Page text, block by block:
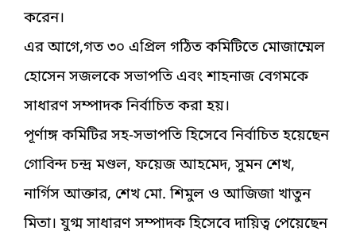
করেন।
এর আগে,গত ৩০ এপ্রিল গঠিত কমিটিতে মোজাম্মেল
হোসেন সজলকে সভাপতি এবং শাহনাজ বেগমকে
সাধারণ সম্পাদক নির্বাচিত করা হয়।
পূর্ণাঙ্গ কমিটির সহ-সভাপতি হিসেবে নির্বাচিত হয়েছেন
গোবিন্দ চন্দ্র মণ্ডল, ফয়েজ আহমেদ, সুমন শেখ,
নার্গিস আক্তার, শেখ মো. শিমুল ও আজিজা খাতুন
মিতা। যুগ্ম সাধারণ সম্পাদক হিসেবে দায়িত্ব পেয়েছেন